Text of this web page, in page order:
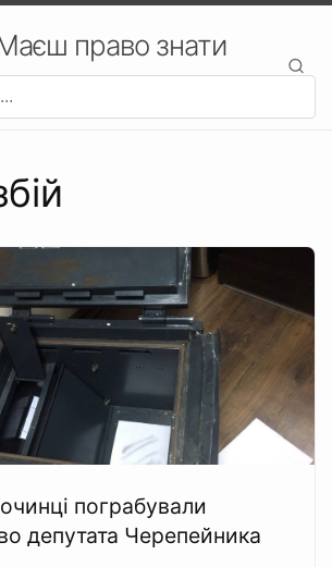
право знати
пограбували
депутата Черепейника